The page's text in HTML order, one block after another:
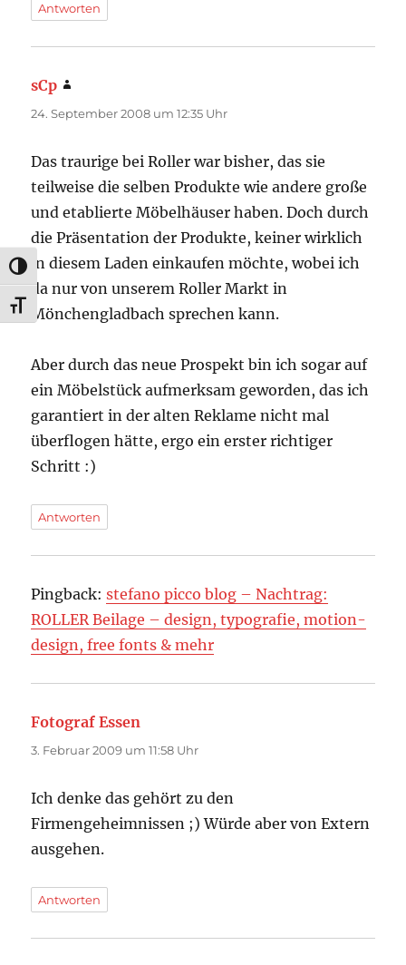
UMSCHALTEN AUF HOHE KONTRASTE
SCHRIFT VERGRÖSSERN
Antworten
sCp
24. September 2008 um 12:35 Uhr
Das traurige bei Roller war bisher, das sie
teilweise die selben Produkte wie andere große
und etablierte Möbelhäuser haben. Doch durch
die Präsentation der Produkte, keiner wirklich
in diesem Laden einkaufen möchte, wobei ich
da nur von unserem Roller Markt in
Mönchengladbach sprechen kann.
Aber durch das neue Prospekt bin ich sogar auf
ein Möbelstück aufmerksam geworden, das ich
garantiert in der alten Reklame nicht mal
überflogen hätte, ergo ein erster richtiger
Schritt :)
Antworten
Pingback:stefano picco blog – Nachtrag:
ROLLER Beilage – design, typografie, motion-
design, free fonts & mehr
Fotograf Essen
3. Februar 2009 um 11:58 Uhr
Ich denke das gehört zu den
Firmengeheimnissen ;) Würde aber von Extern
ausgehen.
Antworten